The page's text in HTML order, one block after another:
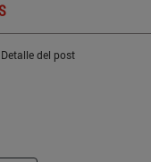
Detalle del post